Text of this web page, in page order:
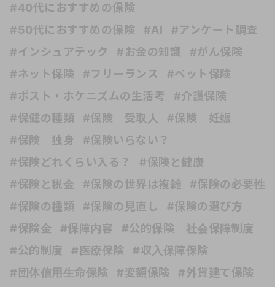
#40代におすすめの保険
#50代におすすめの保険
#AI
#アンケート調査
#インシュアテック
#お金の知識
#がん保険
#ネット保険
#フリーランス
#ペット保険
#ポスト・ホケニズムの生活考
#介護保険
#保健の種類
#保険 受取人
#保険 妊娠
#保険 独身
#保険いらない？
#保険どれくらい入る？
#保険と健康
#保険と税金
#保険の世界は複雑
#保険の必要性
#保険の種類
#保険の見直し
#保険の選び方
#保険金
#保障内容
#公的保険 社会保障制度
#公的制度
#医療保険
#収入保障保険
#団体信用生命保険
#変額保険
#外貨建て保険